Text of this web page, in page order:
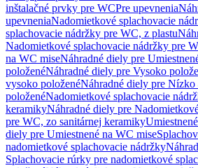
inštalačné prvky pre WCPre upevnenia
upevneniaNadomietkové splachovacie
splachovacie nádržky pre WC, z plastu
Nadomietkové splachovacie nádržky pre
na WC miseNáhradné diely pre
položenéNáhradné diely pre Vysoko
vysoko položenéNáhradné diely pre Nízko
položenéNadomietkové splachovacie
keramikyNáhradné diely pre
pre WC, zo sanitárnej keramiky
diely pre Umiestnené na WC mise
nadomietkové splachovacie nádržky
Splachovacie rúrky pre nadomietkové